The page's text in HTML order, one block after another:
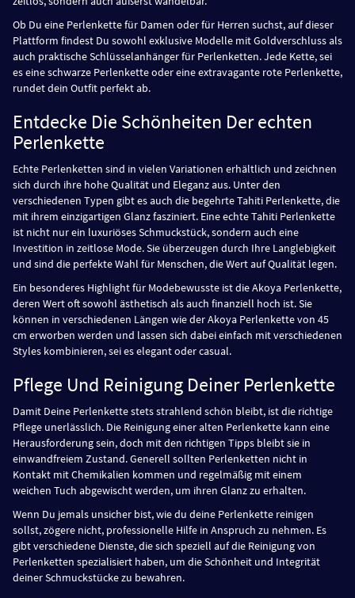
Ob Du eine Perlenkette für Damen oder für Herren suchst, auf dieser
Plattform findest Du sowohl exklusive Modelle mit Goldverschluss als
auch praktische Schlüsselanhänger für Perlenketten. Jede Kette, sei
es eine schwarze Perlenkette oder eine extravagante rote Perlenkette,
rundet dein Outfit perfekt ab.
Entdecke Die Schönheiten Der echten
Perlenkette
Echte Perlenketten sind in vielen Variationen erhältlich und zeichnen
sich durch ihre hohe Qualität und Eleganz aus. Unter den
verschiedenen Typen gibt es auch die begehrte Tahiti Perlenkette, die
mit ihrem einzigartigen Glanz fasziniert. Eine echte Tahiti Perlenkette
ist nicht nur ein luxuriöses Schmuckstück, sondern auch eine
Investition in zeitlose Mode. Sie überzeugen durch Ihre Langlebigkeit
und sind die perfekte Wahl für Menschen, die Wert auf Qualität legen.
Ein besonderes Highlight für Modebewusste ist die Akoya Perlenkette,
deren Wert oft sowohl ästhetisch als auch finanziell hoch ist. Sie
können in verschiedenen Längen wie der Akoya Perlenkette von 45
cm erworben werden und lassen sich dabei einfach mit verschiedenen
Styles kombinieren, sei es elegant oder casual.
Pflege Und Reinigung Deiner Perlenkette
Damit Deine Perlenkette stets strahlend schön bleibt, ist die richtige
Pflege unerlässlich. Die Reinigung einer alten Perlenkette kann eine
Herausforderung sein, doch mit den richtigen Tipps bleibt sie in
einwandfreiem Zustand. Generell sollten Perlenketten nicht in
Kontakt mit Chemikalien kommen und regelmäßig mit einem
weichen Tuch abgewischt werden, um ihren Glanz zu erhalten.
Wenn Du jemals unsicher bist, wie du deine Perlenkette reinigen
sollst, zögere nicht, professionelle Hilfe in Anspruch zu nehmen. Es
gibt verschiedene Dienste, die sich speziell auf die Reinigung von
Perlenketten spezialisiert haben, um die Schönheit und Integrität
deiner Schmuckstücke zu bewahren.